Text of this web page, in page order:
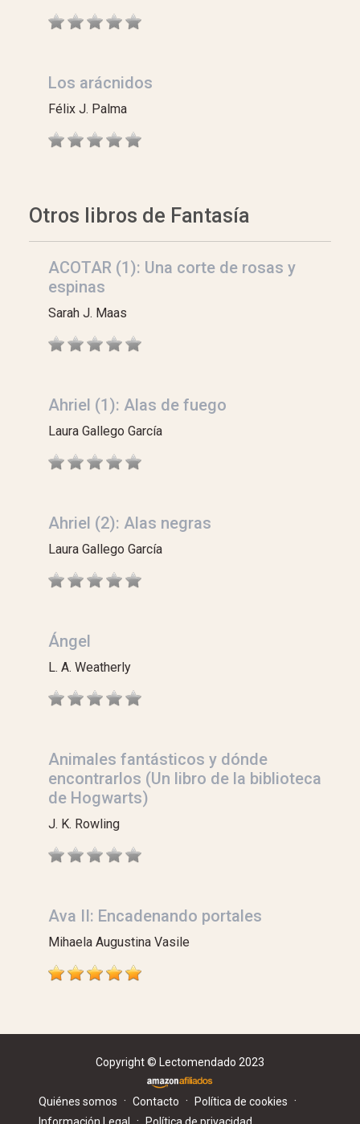
Los arácnidos
Félix J. Palma
Otros libros de Fantasía
ACOTAR (1): Una corte de rosas y
espinas
Sarah J. Maas
Ahriel (1): Alas de fuego
Laura Gallego García
Ahriel (2): Alas negras
Laura Gallego García
Ángel
L. A. Weatherly
Animales fantásticos y dónde
encontrarlos (Un libro de la biblioteca
de Hogwarts)
J. K. Rowling
Ava II: Encadenando portales
Mihaela Augustina Vasile
Copyright © Lectomendado 2023
Quiénes somos · Contacto · Política de cookies ·